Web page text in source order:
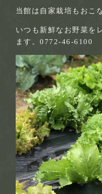
当館は自家栽培もおこ
いつも新鮮なお野菜を
ます。0772-46-6100